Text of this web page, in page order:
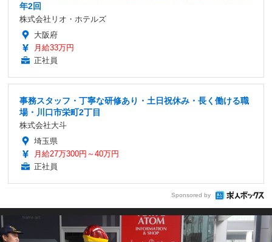
年2回
株式会社リオ・ホテルズ
大阪府
月給33万円
正社員
事務スタッフ・丁寧な研修あり・土日祝休み・長く働ける職
場・川口市栄町2丁目
株式会社大斗
埼玉県
月給27万300円～40万円
正社員
Sponsored by